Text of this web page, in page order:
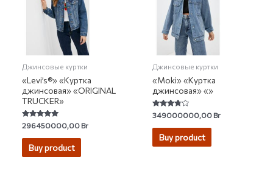
Джинсовые куртки
«Levi’s®» «Куртка
джинсовая» «ORIGINAL
TRUCKER»
Rated
4.82
out of 5
296450000,00Br
Buy product
Джинсовые куртки
«Moki» «Куртка
джинсовая» «»
Rated
3.50
out of 5
349000000,00Br
Buy product